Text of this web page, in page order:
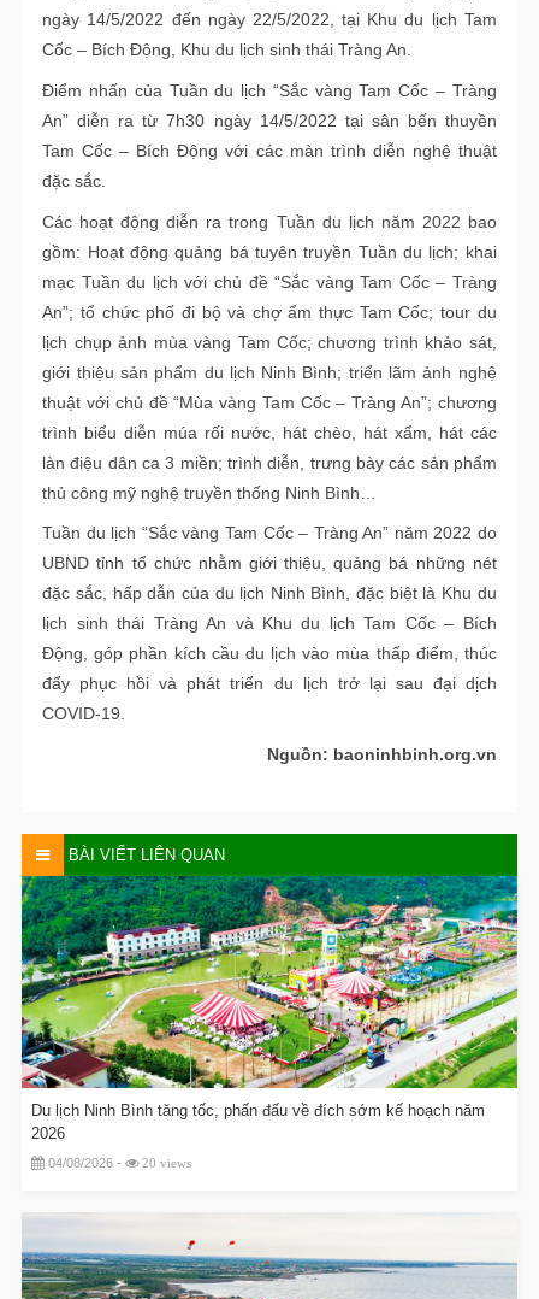
ngày 14/5/2022 đến ngày 22/5/2022, tại Khu du lịch Tam
Cốc – Bích Động, Khu du lịch sinh thái Tràng An.
Điểm nhấn của Tuần du lịch “Sắc vàng Tam Cốc – Tràng
An” diễn ra từ 7h30 ngày 14/5/2022 tại sân bến thuyền
Tam Cốc – Bích Động với các màn trình diễn nghệ thuật
đặc sắc.
Các hoạt động diễn ra trong Tuần du lịch năm 2022 bao
gồm: Hoạt động quảng bá tuyên truyền Tuần du lịch; khai
mạc Tuần du lịch với chủ đề “Sắc vàng Tam Cốc – Tràng
An”; tổ chức phố đi bộ và chợ ẩm thực Tam Cốc; tour du
lịch chụp ảnh mùa vàng Tam Cốc; chương trình khảo sát,
giới thiệu sản phẩm du lịch Ninh Bình; triển lãm ảnh nghệ
thuật với chủ đề “Mùa vàng Tam Cốc – Tràng An”; chương
trình biểu diễn múa rối nước, hát chèo, hát xẩm, hát các
làn điệu dân ca 3 miền; trình diễn, trưng bày các sản phẩm
thủ công mỹ nghệ truyền thống Ninh Bình…
Tuần du lịch “Sắc vàng Tam Cốc – Tràng An” năm 2022 do
UBND tỉnh tổ chức nhằm giới thiệu, quảng bá những nét
đặc sắc, hấp dẫn của du lịch Ninh Bình, đặc biệt là Khu du
lịch sinh thái Tràng An và Khu du lịch Tam Cốc – Bích
Động, góp phần kích cầu du lịch vào mùa thấp điểm, thúc
đẩy phục hồi và phát triển du lịch trở lại sau đại dịch
COVID-19.
Nguồn: baoninhbinh.org.vn
BÀI VIẾT LIÊN QUAN
Du lịch Ninh Bình tăng tốc, phấn đấu về đích sớm kế hoạch năm
2026
04/08/2026 - 20 views